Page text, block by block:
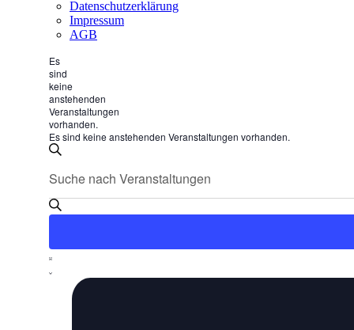
Datenschutzerklärung
Impressum
AGB
Es
sind
keine
anstehenden
Veranstaltungen
vorhanden.
Es sind keine anstehenden Veranstaltungen vorhanden.
Veranstaltungen
Suche
und
Ansichten,
Schlüsselwort
Suche
Schlüsselwort.
Veranstaltung
Ansichten-
Navigation
Liste